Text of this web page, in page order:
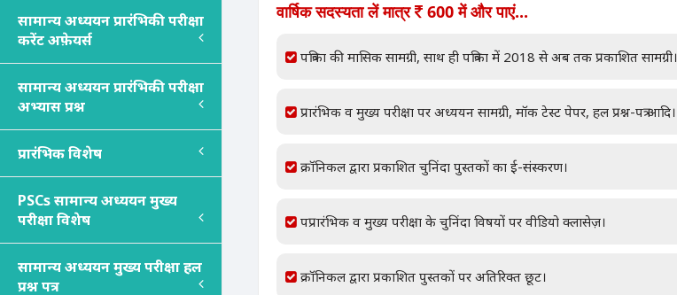
सामान्य अध्ययन प्रारंभिकी परीक्षा
करेंट अफ़ेयर्स
सामान्य अध्ययन प्रारंभिकी परीक्षा
अभ्यास प्रश्न
प्रारंभिक विशेष
PSCsसामान्य अध्ययन मुख्य
परीक्षा विशेष
सामान्य अध्ययन मुख्य परीक्षा हल
प्रश्न पत्र
वार्षिक सदस्यता लें मात्र 600 में और पाएं...
पत्रिका की मासिक सामग्री, साथ ही पत्रिका में 2018 से अब तक प्रकाशित सामग्री।
प्रारंभिक व मुख्य परीक्षा पर अध्ययन सामग्री, मॉक टेस्ट पेपर, हल प्रश्न-पत्र आदि।
क्रॉनिकल द्वारा प्रकाशित चुनिंदा पुस्तकों का ई-संस्करण।
पप्रारंभिक व मुख्य परीक्षा के चुनिंदा विषयों पर वीडियो क्लासेज़।
क्रॉनिकल द्वारा प्रकाशित पुस्तकों पर अतिरिक्त छूट।